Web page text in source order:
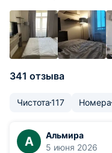
341 отзыва
Чистота117 Номера
А
Альмира
5 июня 2026